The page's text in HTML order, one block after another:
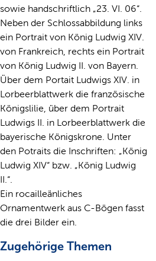
sowie handschriftlich „23. VI. 06“.
Neben der Schlossabbildung links
ein Portrait von König Ludwig XIV.
von Frankreich, rechts ein Portrait
von König Ludwig II. von Bayern.
Über dem Portait Ludwigs XIV. in
Lorbeerblattwerk die französische
Königslilie, über dem Portrait
Ludwigs II. in Lorbeerblattwerk die
bayerische Königskrone. Unter
den Potraits die Inschriften: „König
Ludwig XIV“ bzw. „König Ludwig
II.“.
Ein rocailleänliches
Ornamentwerk aus C-Bögen fasst
die drei Bilder ein.
Zugehörige Themen